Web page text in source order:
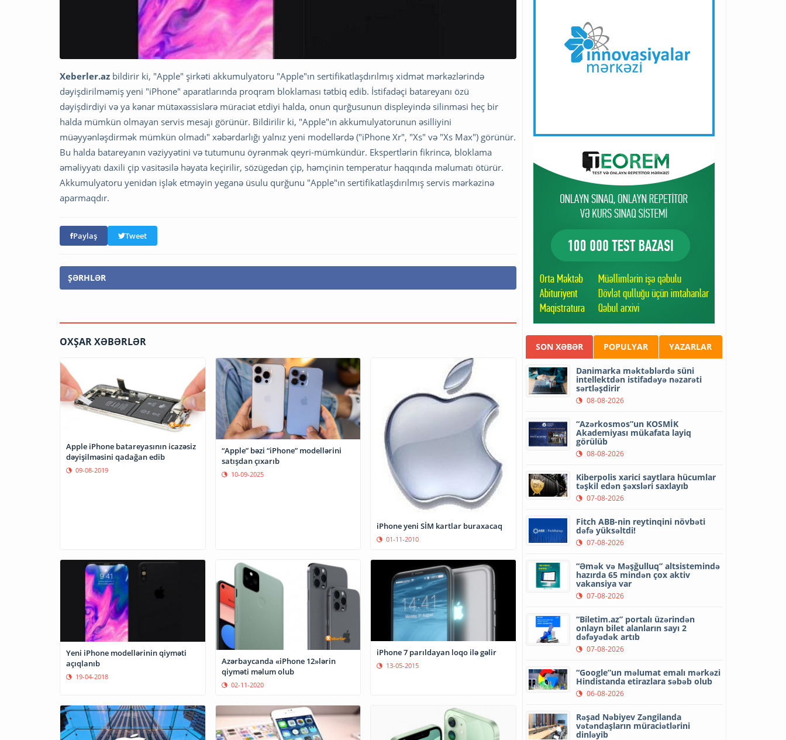
Xeberler.az bildirir ki, "Apple" şirkəti akkumulyatoru "Apple"ın sertifikatlaşdırılmış xidmət mərkəzlərində
dəyişdirilməmiş yeni "iPhone" aparatlarında proqram bloklaması tətbiq edib. İstifadəçi batareyanı özü
dəyişdirdiyi və ya kənar mütəxəssislərə müraciət etdiyi halda, onun qurğusunun displeyində silinməsi heç bir
halda mümkün olmayan servis mesajı görünür. Bildirilir ki, "Apple"ın akkumulyatorunun əsilliyini
müəyyənləşdirmək mümkün olmadı" xəbərdarlığı yalnız yeni modellərdə ("iPhone Xr", "Xs" və "Xs Max") görünür.
Bu halda batareyanın vəziyyətini və tutumunu öyrənmək qeyri-mümkündür. Ekspertlərin fikrincə, bloklama
əməliyyatı daxili çip vasitəsilə həyata keçirilir, sözügedən çip, həmçinin temperatur haqqında məlumatı ötürür.
Akkumulyatoru yenidən işlək etməyin yeganə üsulu qurğunu "Apple"ın sertifikatlaşdırılmış servis mərkəzinə
aparmaqdır.
Paylaş Tweet
ŞƏRHLƏR
OXŞAR XƏBƏRLƏR
Apple iPhone batareyasının icazəsiz
dəyişilməsini qadağan edib
09-08-2019
“Apple” bəzi “iPhone” modellərini
satışdan çıxarıb
10-09-2025
iPhone yeni SİM kartlar buraxacaq
01-11-2010
Yeni iPhone modellərinin qiyməti
açıqlanıb
19-04-2018
Azərbaycanda «iPhone 12»lərin
qiyməti məlum olub
02-11-2020
iPhone 7 parıldayan loqo ilə gəlir
13-05-2015
SON XƏBƏR POPULYAR YAZARLAR
Danimarka məktəblərdə süni
intellektdən istifadəyə nəzarəti
sərtləşdirir
08-08-2026
“Azərkosmos”un KOSMİK
Akademiyası mükafata layiq
görülüb
08-08-2026
Kiberpolis xarici saytlara hücumlar
təşkil edən şəxsləri saxlayıb
07-08-2026
Fitch ABB-nin reytinqini növbəti
dəfə yüksəltdi!
07-08-2026
“Əmək və Məşğulluq” altsistemində
hazırda 65 mindən çox aktiv
vakansiya var
07-08-2026
“Biletim.az” portalı üzərindən
onlayn bilet alanların sayı 2
dəfəyədək artıb
07-08-2026
“Google”un məlumat emalı mərkəzi
Hindistanda etirazlara səbəb olub
06-08-2026
Rəşad Nəbiyev Zəngilanda
vətəndaşların müraciətlərini
dinləyib